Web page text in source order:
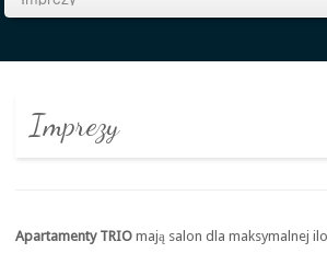
Imprezy
Apartamenty TRIO mają salon dla maksymalnej